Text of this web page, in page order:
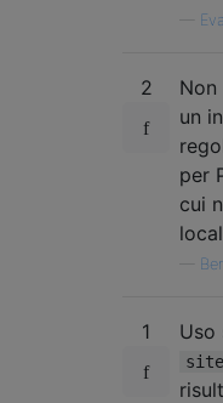
2
Non
un
per
cui
1 Uso